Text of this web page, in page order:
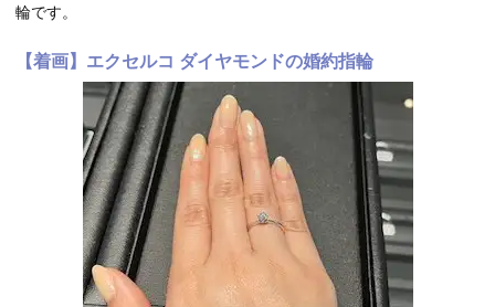
輪です。
【着画】エクセルコ ダイヤモンドの婚約指輪